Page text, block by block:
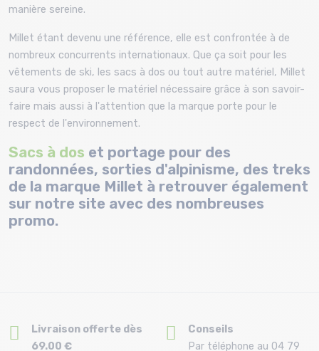
manière sereine.
Millet étant devenu une référence, elle est confrontée à de
nombreux concurrents internationaux. Que ça soit pour les
vêtements de ski, les sacs à dos ou tout autre matériel, Millet
saura vous proposer le matériel nécessaire grâce à son savoir-
faire mais aussi à l'attention que la marque porte pour le
respect de l'environnement.
Sacs à dos et portage pour des
randonnées, sorties d'alpinisme, des treks
de la marque Millet à retrouver également
sur notre site avec des nombreuses
promo.
Livraison offerte dès
69.00 €
Conseils
Par téléphone au 04 79